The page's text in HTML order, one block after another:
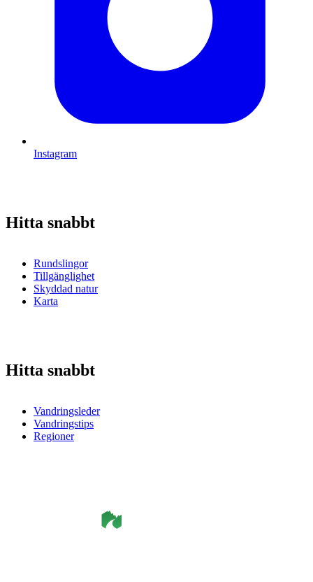
Instagram
Hitta snabbt
Rundslingor
Tillgänglighet
Skyddad natur
Karta
Hitta snabbt
Vandringsleder
Vandringstips
Regioner